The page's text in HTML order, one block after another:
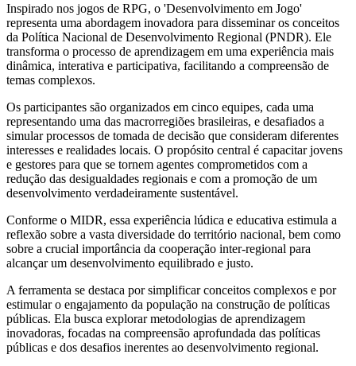
Inspirado nos jogos de RPG, o 'Desenvolvimento em Jogo'
representa uma abordagem inovadora para disseminar os conceitos
da Política Nacional de Desenvolvimento Regional (PNDR). Ele
transforma o processo de aprendizagem em uma experiência mais
dinâmica, interativa e participativa, facilitando a compreensão de
temas complexos.
Os participantes são organizados em cinco equipes, cada uma
representando uma das macrorregiões brasileiras, e desafiados a
simular processos de tomada de decisão que consideram diferentes
interesses e realidades locais. O propósito central é capacitar jovens
e gestores para que se tornem agentes comprometidos com a
redução das desigualdades regionais e com a promoção de um
desenvolvimento verdadeiramente sustentável.
Conforme o MIDR, essa experiência lúdica e educativa estimula a
reflexão sobre a vasta diversidade do território nacional, bem como
sobre a crucial importância da cooperação inter-regional para
alcançar um desenvolvimento equilibrado e justo.
A ferramenta se destaca por simplificar conceitos complexos e por
estimular o engajamento da população na construção de políticas
públicas. Ela busca explorar metodologias de aprendizagem
inovadoras, focadas na compreensão aprofundada das políticas
públicas e dos desafios inerentes ao desenvolvimento regional.